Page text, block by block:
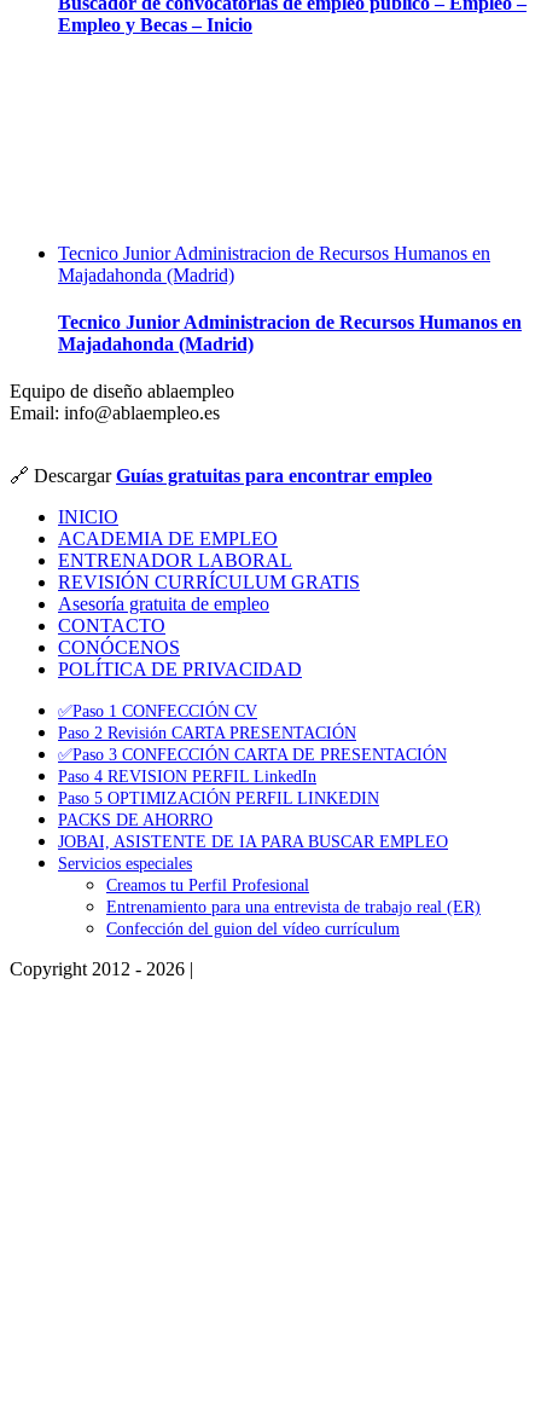
Empleo y Becas – Inicio
Tecnico Junior Administracion de Recursos Humanos en
Majadahonda (Madrid)
Tecnico Junior Administracion de Recursos Humanos en
Majadahonda (Madrid)
Equipo de diseño ablaempleo
Email: info@ablaempleo.es
🔗 DescargarGuías gratuitas para encontrar empleo
INICIO
ACADEMIA DE EMPLEO
ENTRENADOR LABORAL
REVISIÓN CURRÍCULUM GRATIS
Asesoría gratuita de empleo
CONTACTO
CONÓCENOS
POLÍTICA DE PRIVACIDAD
✅Paso 1 CONFECCIÓN CV
Paso 2 Revisión CARTA PRESENTACIÓN
✅Paso 3 CONFECCIÓN CARTA DE PRESENTACIÓN
Paso 4 REVISION PERFIL LinkedIn
Paso 5 OPTIMIZACIÓN PERFIL LINKEDIN
PACKS DE AHORRO
JOBAI, ASISTENTE DE IA PARA BUSCAR EMPLEO
Servicios especiales
Creamos tu Perfil Profesional
Entrenamiento para una entrevista de trabajo real (ER)
Confección del guion del vídeo currículum
Copyright 2012 - 2026 |